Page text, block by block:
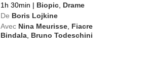
1h 30min | Biopic Drame
De Boris Lojkine
Avec Nina Meurisse Fiacre
Bindala Bruno Todeschini